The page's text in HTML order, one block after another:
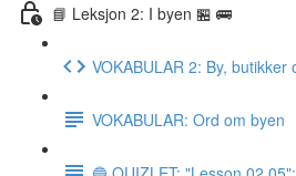
📘 Leksjon 2: I byen 🏪 🚌
VOKABULAR 2: By, butikker
VOKABULAR: Ord om byen